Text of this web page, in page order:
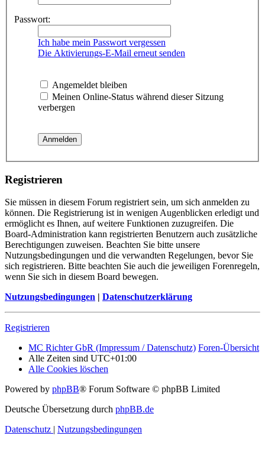
Passwort:
Ich habe mein Passwort vergessen
Die Aktivierungs-E-Mail erneut senden
Angemeldet bleiben
Meinen Online-Status während dieser Sitzung
verbergen
Registrieren
Sie müssen in diesem Forum registriert sein, um sich anmelden zu
können. Die Registrierung ist in wenigen Augenblicken erledigt und
ermöglicht es Ihnen, auf weitere Funktionen zuzugreifen. Die
Board-Administration kann registrierten Benutzern auch zusätzliche
Berechtigungen zuweisen. Beachten Sie bitte unsere
Nutzungsbedingungen und die verwandten Regelungen, bevor Sie
sich registrieren. Bitte beachten Sie auch die jeweiligen Forenregeln,
wenn Sie sich in diesem Board bewegen.
Nutzungsbedingungen | Datenschutzerklärung
Registrieren
MC Richter GbR (Impressum / Datenschutz) Foren-Übersicht
Alle Zeiten sind UTC+01:00
Alle Cookies löschen
Powered by phpBB® Forum Software © phpBB Limited
Deutsche Übersetzung durch phpBB.de
Datenschutz | Nutzungsbedingungen